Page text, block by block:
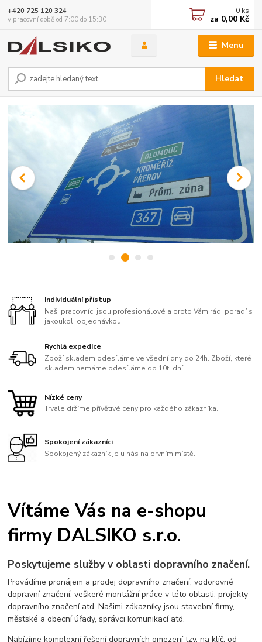
Menu
Hledat
+420 725 120 324
v pracovní době od 7:00 do 15:30
0 ks
za 0,00 Kč
Individuální přístup
Naši pracovníci jsou profesionálové a proto Vám rádi poradí s
jakoukoli objednávkou.
Rychlá expedice
Zboží skladem odesíláme ve všední dny do 24h. Zboží, které
skladem nemáme odesíláme do 10ti dní.
Nízké ceny
Trvale držíme přívětivé ceny pro každého zákazníka.
Spokojení zákazníci
Spokojený zákazník je u nás na prvním místě.
Vítáme Vás na e-shopu
firmy DALSIKO s.r.o.
Poskytujeme služby v oblasti dopravního značení.
Provádíme pronájem a prodej dopravního značení, vodorovné
dopravní značení, veškeré montážní práce v této oblasti, projekty
dopravního značení atd. Našimi zákazníky jsou stavební firmy,
městské a obecní úřady, správci komunikací atd.
Nabízíme komplexní řešení dopravních omezení tzv. na klíč, od